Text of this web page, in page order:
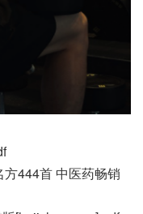
444首 中医药畅销